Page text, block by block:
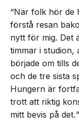
“När folk hör de
förstå resan
nytt för mig. Det
timmar i studion,
började om tills
och de tre sista
Hungern är
trott att riktig
mitt bevis på det.